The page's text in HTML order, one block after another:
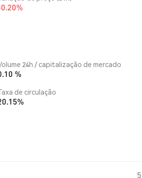
24h / capitalização de mercado
%
de circulação
5